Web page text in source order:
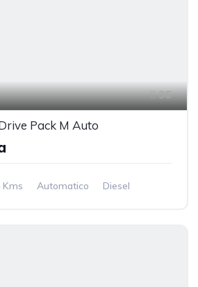
36
Pack M Auto
Kms Automatico Diesel